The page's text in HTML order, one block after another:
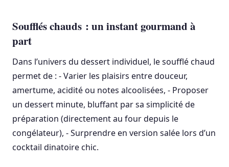
Soufflés chauds : un instant gourmand à
part
Dans l’univers du dessert individuel, le soufflé chaud
permet de : - Varier les plaisirs entre douceur,
amertume, acidité ou notes alcoolisées, - Proposer
un dessert minute, bluffant par sa simplicité de
préparation (directement au four depuis le
congélateur), - Surprendre en version salée lors d’un
cocktail dinatoire chic.